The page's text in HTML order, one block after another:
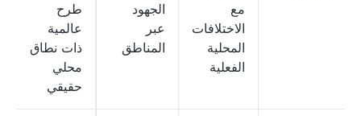
مع
الاختلافات
المحلية
الفعلية
الجهود
عبر
المناطق
طرح
عالمية
ذات نطاق
محلي
حقيقي